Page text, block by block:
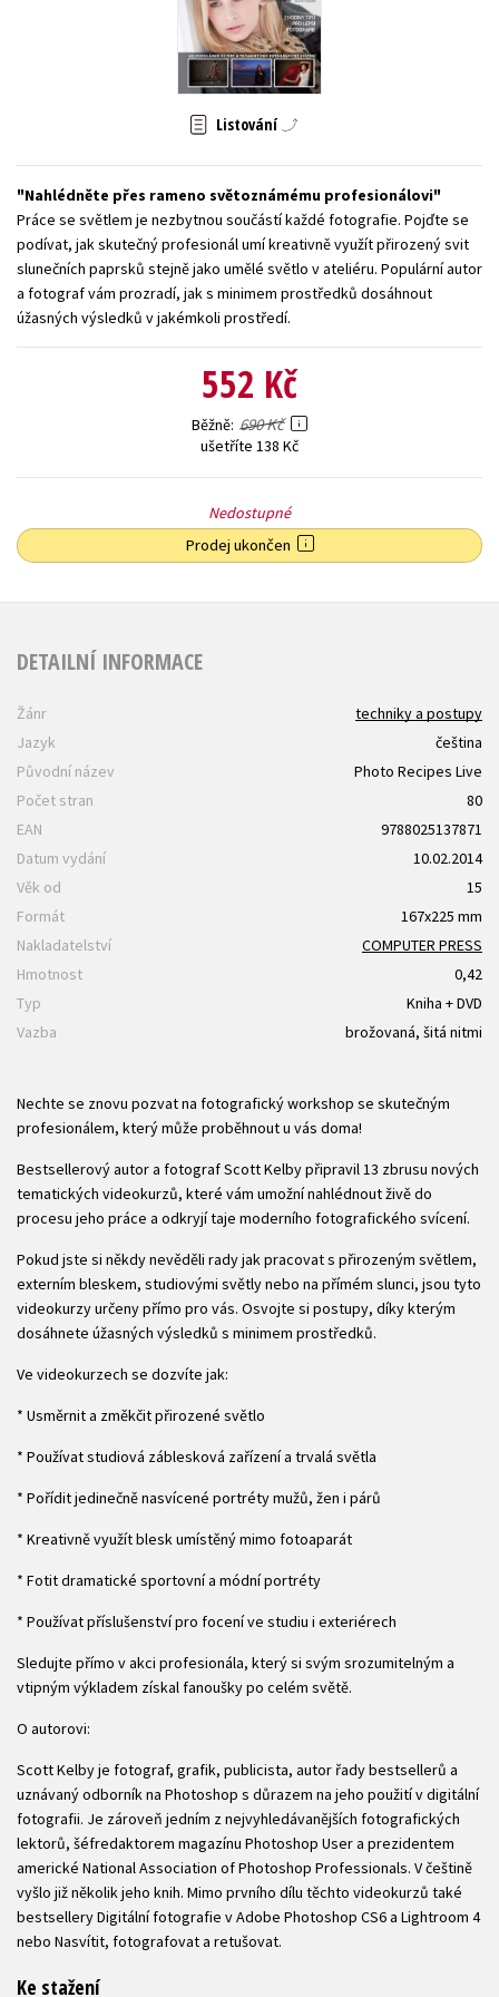
Zahraniční literatura
Všechny tituly
Listování
Nahlédněte přes rameno světoznámému profesionálovi
Práce se světlem je nezbytnou součástí každé fotografie. Pojďte se
podívat, jak skutečný profesionál umí kreativně využít přirozený svit
slunečních paprsků stejně jako umělé světlo v ateliéru. Populární autor
a fotograf vám prozradí, jak s minimem prostředků dosáhnout
úžasných výsledků v jakémkoli prostředí.
552 Kč
Běžně 690 Kč
ušetříte 138 Kč
Nedostupné
Prodej ukončen
DETAILNÍ INFORMACE
Žánr
techniky a postupy
Jazyk
čeština
Původní název
Photo Recipes Live
Počet stran
80
EAN
9788025137871
Datum vydání
10.02.2014
Věk od
15
Formát
167x225 mm
Nakladatelství
COMPUTER PRESS
Hmotnost
0,42
Typ
Kniha + DVD
Vazba
brožovaná, šitá nitmi
Nechte se znovu pozvat na fotografický workshop se skutečným
profesionálem, který může proběhnout u vás doma!
Bestsellerový autor a fotograf Scott Kelby připravil 13 zbrusu nových
tematických videokurzů, které vám umožní nahlédnout živě do
procesu jeho práce a odkryjí taje moderního fotografického svícení.
Pokud jste si někdy nevěděli rady jak pracovat s přirozeným světlem,
externím bleskem, studiovými světly nebo na přímém slunci, jsou tyto
videokurzy určeny přímo pro vás. Osvojte si postupy, díky kterým
dosáhnete úžasných výsledků s minimem prostředků.
Ve videokurzech se dozvíte jak:
* Usměrnit a změkčit přirozené světlo
* Používat studiová záblesková zařízení a trvalá světla
* Pořídit jedinečně nasvícené portréty mužů, žen i párů
* Kreativně využít blesk umístěný mimo fotoaparát
* Fotit dramatické sportovní a módní portréty
* Používat příslušenství pro focení ve studiu i exteriérech
Sledujte přímo v akci profesionála, který si svým srozumitelným a
vtipným výkladem získal fanoušky po celém světě.
O autorovi:
Scott Kelby je fotograf, grafik, publicista, autor řady bestsellerů a
uznávaný odborník na Photoshop s důrazem na jeho použití v digitální
fotografii. Je zároveň jedním z nejvyhledávanějších fotografických
lektorů, šéfredaktorem magazínu Photoshop User a prezidentem
americké National Association of Photoshop Professionals. V češtině
vyšlo již několik jeho knih. Mimo prvního dílu těchto videokurzů také
bestsellery Digitální fotografie v Adobe Photoshop CS6 a Lightroom 4
nebo Nasvítit, fotografovat a retušovat.
Ke stažení